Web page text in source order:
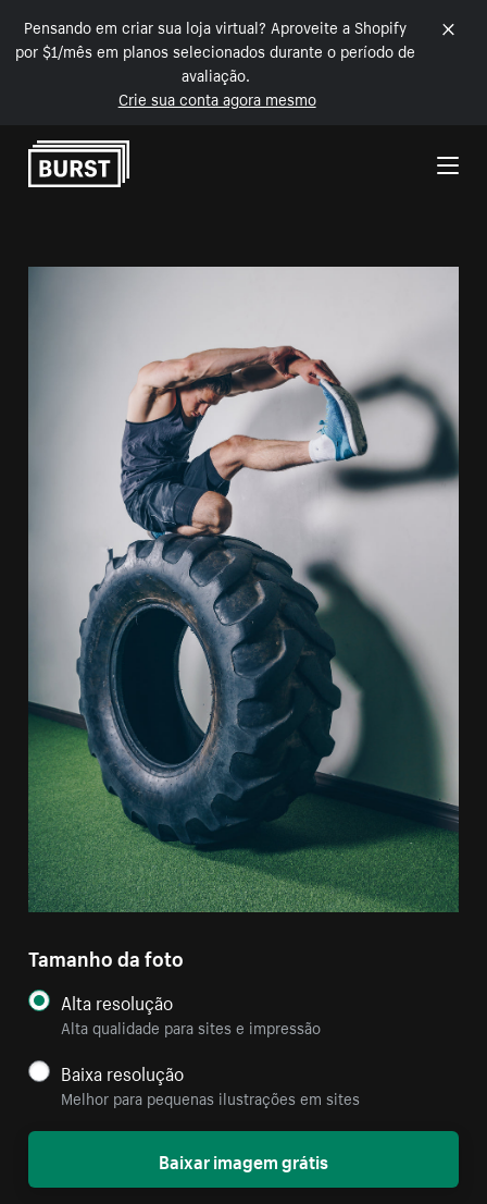
Pensando em criar sua loja virtual? Aproveite a Shopify
por $1/mês em planos selecionados durante o período de
avaliação.
Crie sua conta agora mesmo
Pular para o conteúdo
Tamanho da foto
Alta resolução
Alta qualidade para sites e impressão
Baixa resolução
Melhor para pequenas ilustrações em sites
Baixar imagem grátis